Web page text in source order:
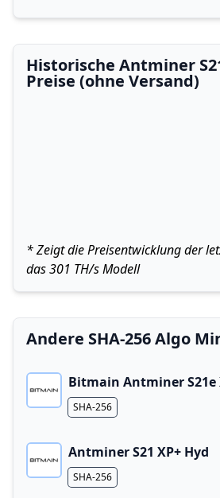
Historische Antminer
Preise (ohne Versand)
* Zeigt die Preisentwicklung der
das 301 TH/s Modell
Andere SHA-256 Algo
Algorithm
SHA-256
Antminer S21 XP+ Hyd
Algorithm
SHA-256